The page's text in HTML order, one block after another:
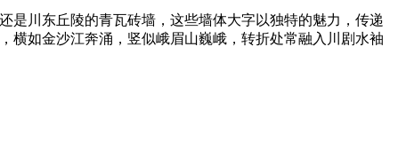
是川东丘陵的青瓦砖墙，这些墙体大字以独特的魅力，传递
横如金沙江奔涌，竖似峨眉山巍峨，转折处常融入川剧水袖